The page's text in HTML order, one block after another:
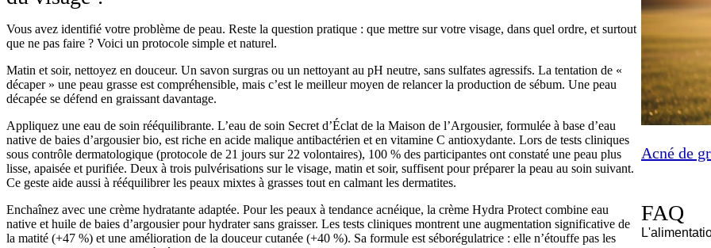
Vous avez identifié votre problème de peau. Reste la question pratique : que mettre sur votre visage, dans quel ordre, et surtout
que ne pas faire ? Voici un protocole simple et naturel.
Matin et soir, nettoyez en douceur. Un savon surgras ou un nettoyant au pH neutre, sans sulfates agressifs. La tentation de «
décaper » une peau grasse est compréhensible, mais c’est le meilleur moyen de relancer la production de sébum. Une peau
décapée se défend en graissant davantage.
Appliquez une eau de soin rééquilibrante. L’eau de soin Secret d’Éclat de la Maison de l’Argousier, formulée à base d’eau
native de baies d’argousier bio, est riche en acide malique antibactérien et en vitamine C antioxydante. Lors de tests cliniques
sous contrôle dermatologique (protocole de 21 jours sur 22 volontaires), 100 % des participantes ont constaté une peau plus
lisse, apaisée et purifiée. Deux à trois pulvérisations sur le visage, matin et soir, suffisent pour préparer la peau au soin suivant.
Ce geste aide aussi à rééquilibrer les peaux mixtes à grasses tout en calmant les dermatites.
Enchaînez avec une crème hydratante adaptée. Pour les peaux à tendance acnéique, la crème Hydra Protect combine eau
native et huile de baies d’argousier pour hydrater sans graisser. Les tests cliniques montrent une augmentation significative de
la matité (+47 %) et une amélioration de la douceur cutanée (+40 %). Sa formule est séborégulatrice : elle n’étouffe pas les
Acné de
FAQ